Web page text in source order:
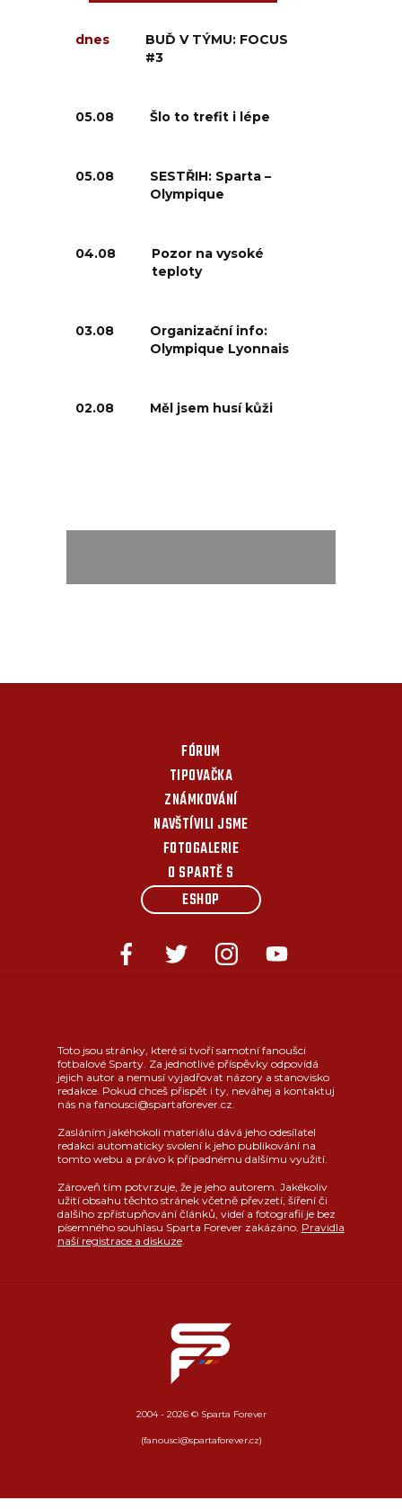
dnes
BUĎ V TÝMU: FOCUS
#3
05.08 Šlo to trefit i lépe
05.08
SESTŘIH: Sparta –
Olympique
04.08
Pozor na vysoké
teploty
03.08
Organizační info:
Olympique Lyonnais
02.08 Měl jsem husí kůži
FÓRUM
TIPOVAČKA
ZNÁMKOVÁNÍ
NAVŠTÍVILI JSME
FOTOGALERIE
O SPARTĚ S
ESHOP
Toto jsou stránky, které si tvoří samotní fanoušci
fotbalové Sparty. Za jednotlivé příspěvky odpovídá
jejich autor a nemusí vyjadřovat názory a stanovisko
redakce. Pokud chceš přispět i ty, neváhej a kontaktuj
nás na fanousci@spartaforever.cz.
Zasláním jakéhokoli materiálu dává jeho odesílatel
redakci automaticky svolení k jeho publikování na
tomto webu a právo k případnému dalšímu využití.
Zároveň tím potvrzuje, že je jeho autorem. Jakékoliv
užití obsahu těchto stránek včetně převzetí, šíření či
dalšího zpřístupňování článků, videí a fotografií je bez
písemného souhlasu Sparta Forever zakázáno. Pravidla
naší registrace a diskuze.
2004 - 2026 © Sparta Forever
(fanousci@spartaforever.cz)